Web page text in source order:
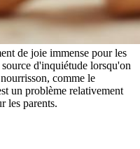
de joie immense pour les
d'inquiétude lorsqu'on
comme le
un problème relativement
les parents.